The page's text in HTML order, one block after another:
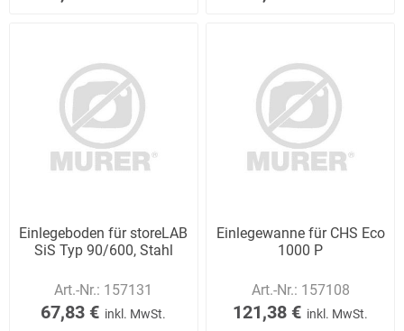
Einlegeboden für storeLAB
SiS Typ 90/600, Stahl
Art.-Nr.: 157131
67,83 € inkl. MwSt.
Einlegewanne für CHS Eco
1000 P
Art.-Nr.: 157108
121,38 € inkl. MwSt.